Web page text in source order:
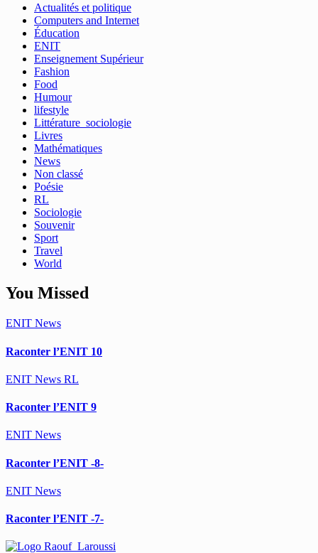
Actualités et politique
Computers and Internet
Éducation
ENIT
Enseignement Supérieur
Fashion
Food
Humour
lifestyle
Littérature_sociologie
Livres
Mathématiques
News
Non classé
Poésie
RL
Sociologie
Souvenir
Sport
Travel
World
You Missed
ENIT News
Raconter l’ENIT 10
ENIT News RL
Raconter l’ENIT 9
ENIT News
Raconter l’ENIT -8-
ENIT News
Raconter l’ENIT -7-